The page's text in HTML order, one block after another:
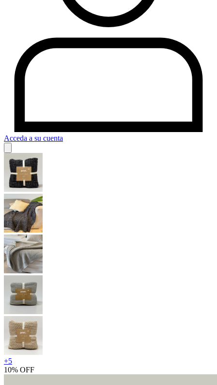
Acceda a su cuenta
+5
10% OFF